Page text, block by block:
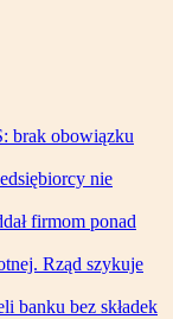
brak obowiązku
nie
firmom ponad
Rząd szykuje
banku bez składek